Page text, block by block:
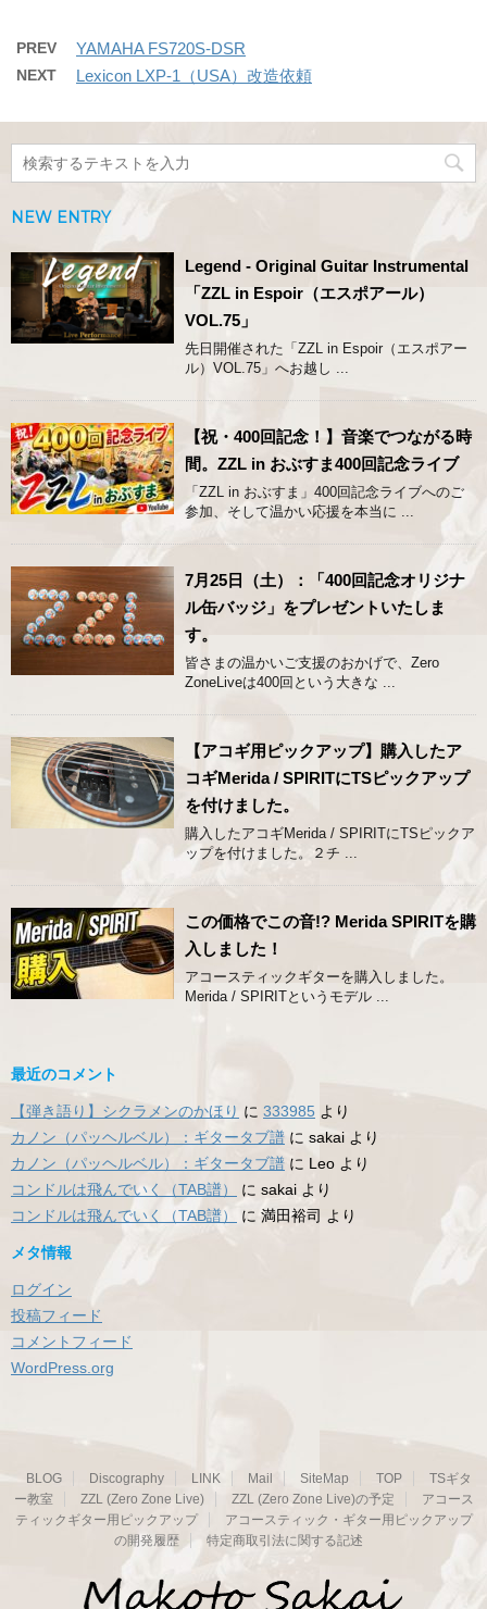
PREV YAMAHA FS720S-DSR
NEXT Lexicon LXP-1（USA）改造依頼
NEW ENTRY
Legend - Original Guitar Instrumental
「ZZL in Espoir（エスポアール）
VOL.75」
先日開催された「ZZL in Espoir（エスポアー
ル）VOL.75」へお越し ...
【祝・400回記念！】音楽でつながる時
間。ZZL in おぶすま400回記念ライブ
「ZZL in おぶすま」400回記念ライブへのご
参加、そして温かい応援を本当に ...
7月25日（土）：「400回記念オリジナ
ル缶バッジ」をプレゼントいたしま
す。
皆さまの温かいご支援のおかげで、Zero
ZoneLiveは400回という大きな ...
【アコギ用ピックアップ】購入したア
コギMerida / SPIRITにTSピックアップ
を付けました。
購入したアコギMerida / SPIRITにTSピックア
ップを付けました。２チ ...
この価格でこの音!? Merida SPIRITを購
入しました！
アコースティックギターを購入しました。
Merida / SPIRITというモデル ...
最近のコメント
【弾き語り】シクラメンのかほり に 333985 より
カノン（パッヘルベル）：ギタータブ譜 に sakai より
カノン（パッヘルベル）：ギタータブ譜 に Leo より
コンドルは飛んでいく（TAB譜）
に sakai より
コンドルは飛んでいく（TAB譜）
に 満田裕司 より
メタ情報
ログイン
投稿フィード
コメントフィード
WordPress.org
BLOG Discography LINK Mail SiteMap TOP
TSギタ
ー教室
ZZL (Zero Zone Live) ZZL (Zero Zone Live)の予定
アコース
ティックギター用ピックアップ
アコースティック・ギター用ピックアップ
の開発履歴
特定商取引法に関する記述